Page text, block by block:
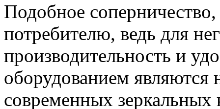
Подобное
потребителю, ведь для
производительность и
оборудованием являются
современных зеркальных